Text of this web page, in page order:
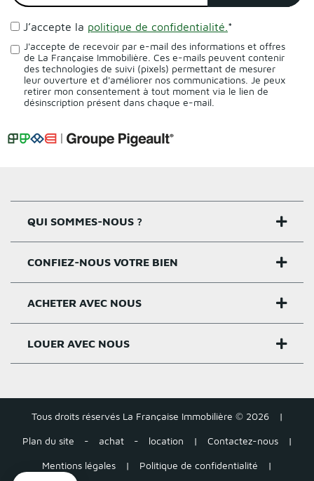
J’accepte la politique de confidentialité. *
J'accepte de recevoir par e-mail des informations et offres
de La Française Immobilière. Ces e-mails peuvent contenir
des technologies de suivi (pixels) permettant de mesurer
leur ouverture et d'améliorer nos communications. Je peux
retirer mon consentement à tout moment via le lien de
désinscription présent dans chaque e-mail.
QUI SOMMES-NOUS ?
Nos agences
Notre histoire
Nos valeurs
Groupe Pigeault
Tarifs
CONFIEZ-NOUS VOTRE BIEN
Estimer un bien
Critères estimation
Estimation loyer
Tous nos conseils – Vente
ACHETER AVEC NOUS
Acheter sur Rennes
Achat maison Rennes
Acheter autour de Rennes
LOUER AVEC NOUS
Location appartement Rennes
Tous droits réservés La Française Immobilière © 2026 |
Plan du site - achat - location | Contactez-nous |
Mentions légales | Politique de confidentialité |